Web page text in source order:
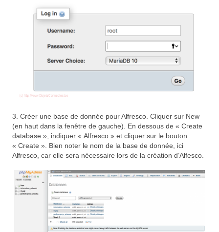
3. Créer une base de donnée pour Alfresco. Cliquer sur New
(en haut dans la fenêtre de gauche). En dessous de « Create
database », indiquer « Alfresco » et cliquer sur le bouton
« Create ». Bien noter le nom de la base de donnée, ici
Alfresco, car elle sera nécessaire lors de la création d’Alfesco.